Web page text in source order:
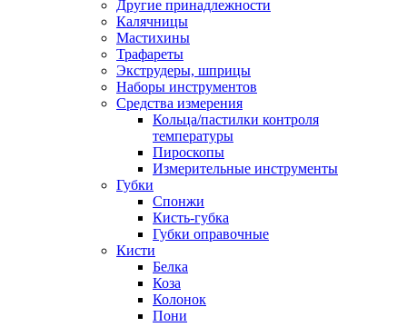
Другие принадлежности
Калячницы
Мастихины
Трафареты
Экструдеры, шприцы
Наборы инструментов
Средства измерения
Кольца/пастилки контроля
температуры
Пироскопы
Измерительные инструменты
Губки
Спонжи
Кисть-губка
Губки оправочные
Кисти
Белка
Коза
Колонок
Пони